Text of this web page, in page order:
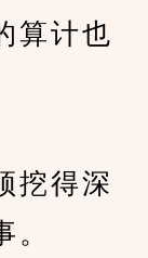
算计也
挖得深